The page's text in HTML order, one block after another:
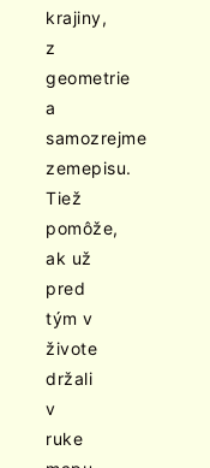
krajiny,
z
geometrie
a
samozrejme
zemepisu.
Tiež
pomôže,
ak už
pred
tým v
živote
držali
v
ruke